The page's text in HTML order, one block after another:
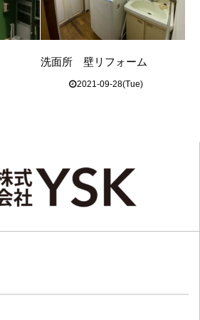
洗面所 壁リフォーム
2021-09-28(Tue)